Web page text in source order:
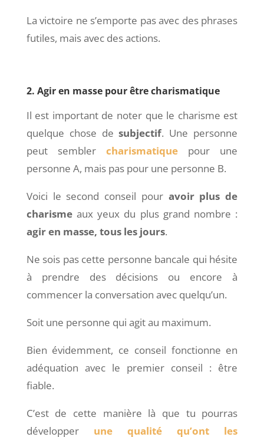
La victoire ne s’emporte pas avec des phrases
futiles, mais avec des actions.
2. Agir en masse pour être charismatique
Il est important de noter que le charisme est
quelque chose desubjectif. Une personne
peut sembler charismatique pour une
personne A, mais pas pour une personne B.
Voici le second conseil pour avoir plus de
charismeaux yeux du plus grand nombre :
agir en masse, tous les jours.
Ne sois pas cette personne bancale qui hésite
à prendre des décisions ou encore à
commencer la conversation avec quelqu’un.
Soit une personne qui agit au maximum.
Bien évidemment, ce conseil fonctionne en
adéquation avec le premier conseil : être
fiable.
C’est de cette manière là que tu pourras
développer une qualité qu’ont les